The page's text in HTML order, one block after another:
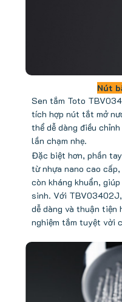
Nút
Sen tắm Toto
tích hợp nút tắt mở
thể dễ dàng điều
lần chạm nhẹ.
Đặc biệt hơn, phần
từ nhựa nano cao
còn kháng khuẩn,
sinh. Với
dễ dàng và thuận tiện
nghiệm tắm tuyệt vời